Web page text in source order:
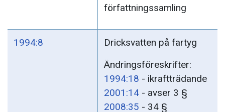
författningssamling
1994:8
Dricksvatten på fartyg
Ändringsföreskrifter:
1994:18 - ikraftträdande
2001:14 - avser 3 §
2008:35 - 34 §